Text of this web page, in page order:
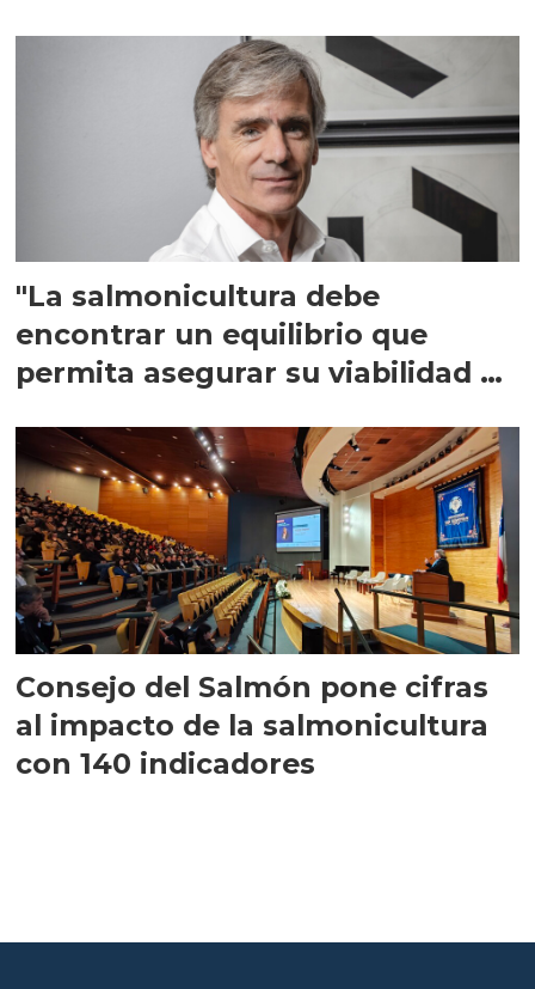
"La salmonicultura debe
encontrar un equilibrio que
permita asegurar su viabilidad de
Consejo del Salmón pone cifras
al impacto de la salmonicultura
con 140 indicadores